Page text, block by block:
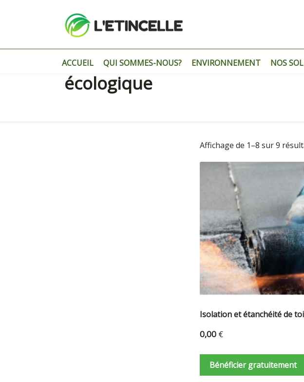
ACCUEIL QUI SOMMES-NOUS? ENVIRONNEMENT NOS
écologique
Affichage de 1–8 sur 9
Isolation et étanchéité de
0,00 €
Bénéficier gratuitement